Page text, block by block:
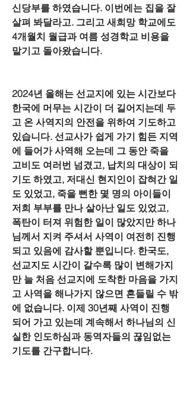
신당부를 하였습니다. 이번에는 집을 잘
살펴 봐달라고. 그리고 새희망 학교에도
4개월치 월급과 여름 성경학교 비용을
맡기고 돌아왔습니다.
2024년 올해는 선교지에 있는 시간보다
한국에 머무는 시간이 더 길어지는데 두
고 온 사역지의 안전을 위하여 기도하고
있습니다. 선교사가 쉽게 가기 힘든 지역
에 들어가 사역해 오는데 그 동안 죽을
고비도 여러번 넘겼고, 납치의 대상이 되
기도 하였고, 저대신 현지인이 잡혀간 일
도 있었고, 죽을 뻔한 몇 명의 아이들이
저희 부부를 만나 살아난 일도 있었고,
폭탄이 터져 위험한 일이 많았지만 하나
님께서 지켜 주셔서 사역이 여전히 진행
되고 있음에 감사할 뿐입니다. 한국도,
선교지도 시간이 갈수록 많이 변해가지
만 늘 처음 선교지에 도착한 마음을 가지
고 사역을 해나가지 않으면 흔들릴 수 밖
에 없습니다. 이제 30년째 사역이 진행
되어 가고 있는데 계속해서 하나님의 신
실한 인도하심과 동역자들의 끊임없는
기도를 간구합니다.